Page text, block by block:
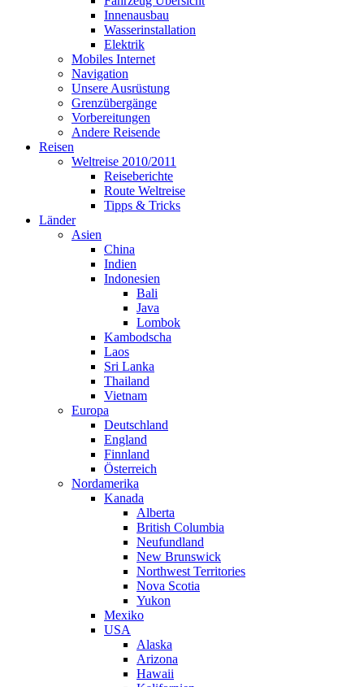
Innenausbau
Wasserinstallation
Elektrik
Mobiles Internet
Navigation
Unsere Ausrüstung
Grenzübergänge
Vorbereitungen
Andere Reisende
Reisen
Weltreise 2010/2011
Reiseberichte
Route Weltreise
Tipps & Tricks
Länder
Asien
China
Indien
Indonesien
Bali
Java
Lombok
Kambodscha
Laos
Sri Lanka
Thailand
Vietnam
Europa
Deutschland
England
Finnland
Österreich
Nordamerika
Kanada
Alberta
British Columbia
Neufundland
New Brunswick
Northwest Territories
Nova Scotia
Yukon
Mexiko
USA
Alaska
Arizona
Hawaii